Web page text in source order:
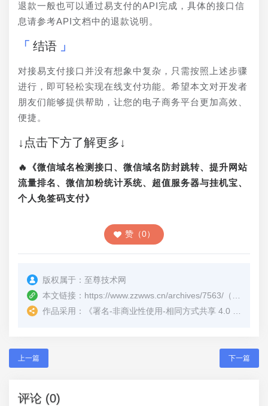
退款一般也可以通过易支付的API完成，具体的接口信
息请参考API文档中的退款说明。
结语
对接易支付接口并没有想象中复杂，只需按照上述步骤
进行，即可轻松实现在线支付功能。希望本文对开发者
朋友们能够提供帮助，让您的电子商务平台更加高效、
便捷。
↓点击下方了解更多↓
🔥《微信域名检测接口、微信域名防封跳转、提升网站
流量排名、微信加粉统计系统、超值服务器与挂机宝、
个人免签码支付》
赞（0）
版权属于： 至尊技术网
本文链接： https://www.zzwws.cn/archives/7563/ （转载时请注明本文出处及文章链接）
作品采用：
《署名-非商业性使用-相同方式共享 4.0 国际 (CC BY-NC-SA 4.0)
上一篇 下一篇
评论 (0)